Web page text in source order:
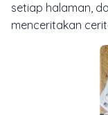
setiap halaman,
menceritakan